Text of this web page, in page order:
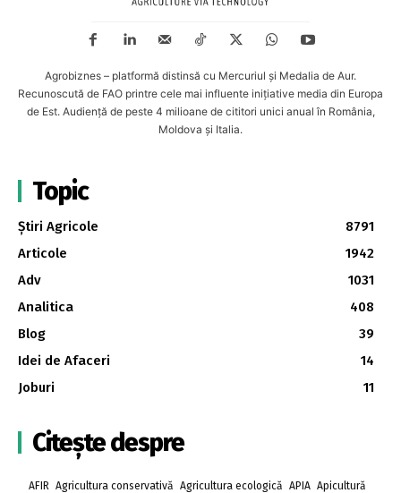
Agrobiznes – platformă distinsă cu Mercuriul și Medalia de Aur.
Recunoscută de FAO printre cele mai influente inițiative media din Europa
de Est. Audiență de peste 4 milioane de cititori unici anual în România,
Moldova și Italia.
Topic
Știri Agricole
8791
Articole
1942
Adv
1031
Analitica
408
Blog
39
Idei de Afaceri
14
Joburi
11
Citește despre
AFIR Agricultura conservativă Agricultura ecologică APIA Apicultură